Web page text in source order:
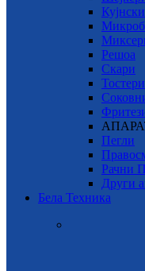
Решоа
Скари
Тостери
Пегли
Рачни
Други
Бела Техника